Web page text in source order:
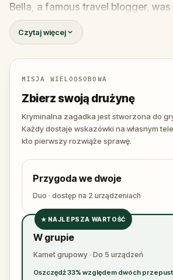
Bella, a famous travel blogger,
during a ghost tour led by the
Shadows. Now, it’s up to you to
Was it Walter, the obsessed
ghost tour guide with a flair for the
someone else hiding in the
expose the real murderer before
again. Make sure to have your pen
ready to jot down all the crucial
Czytaj więcej
MISJA WIELOOSOBOWA
Zbierz swoją drużynę
Kryminalna zagadka jest stworzona do
Każdy dostaje wskazówki na własnym
kto pierwszy rozwiąże sprawę.
Przygoda we dwoje
Duo · dostęp na 2 urządzeniach
✓
✓
★ NAJLEPSZA WARTOŚĆ
W grupie
Karnet grupowy · Do 5 urządzeń
Oszczędź 33% względem dwóch